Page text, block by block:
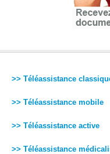
>> Téléassistance
>> Téléassistance mobile
>> Téléassistance active
>> Téléassistance